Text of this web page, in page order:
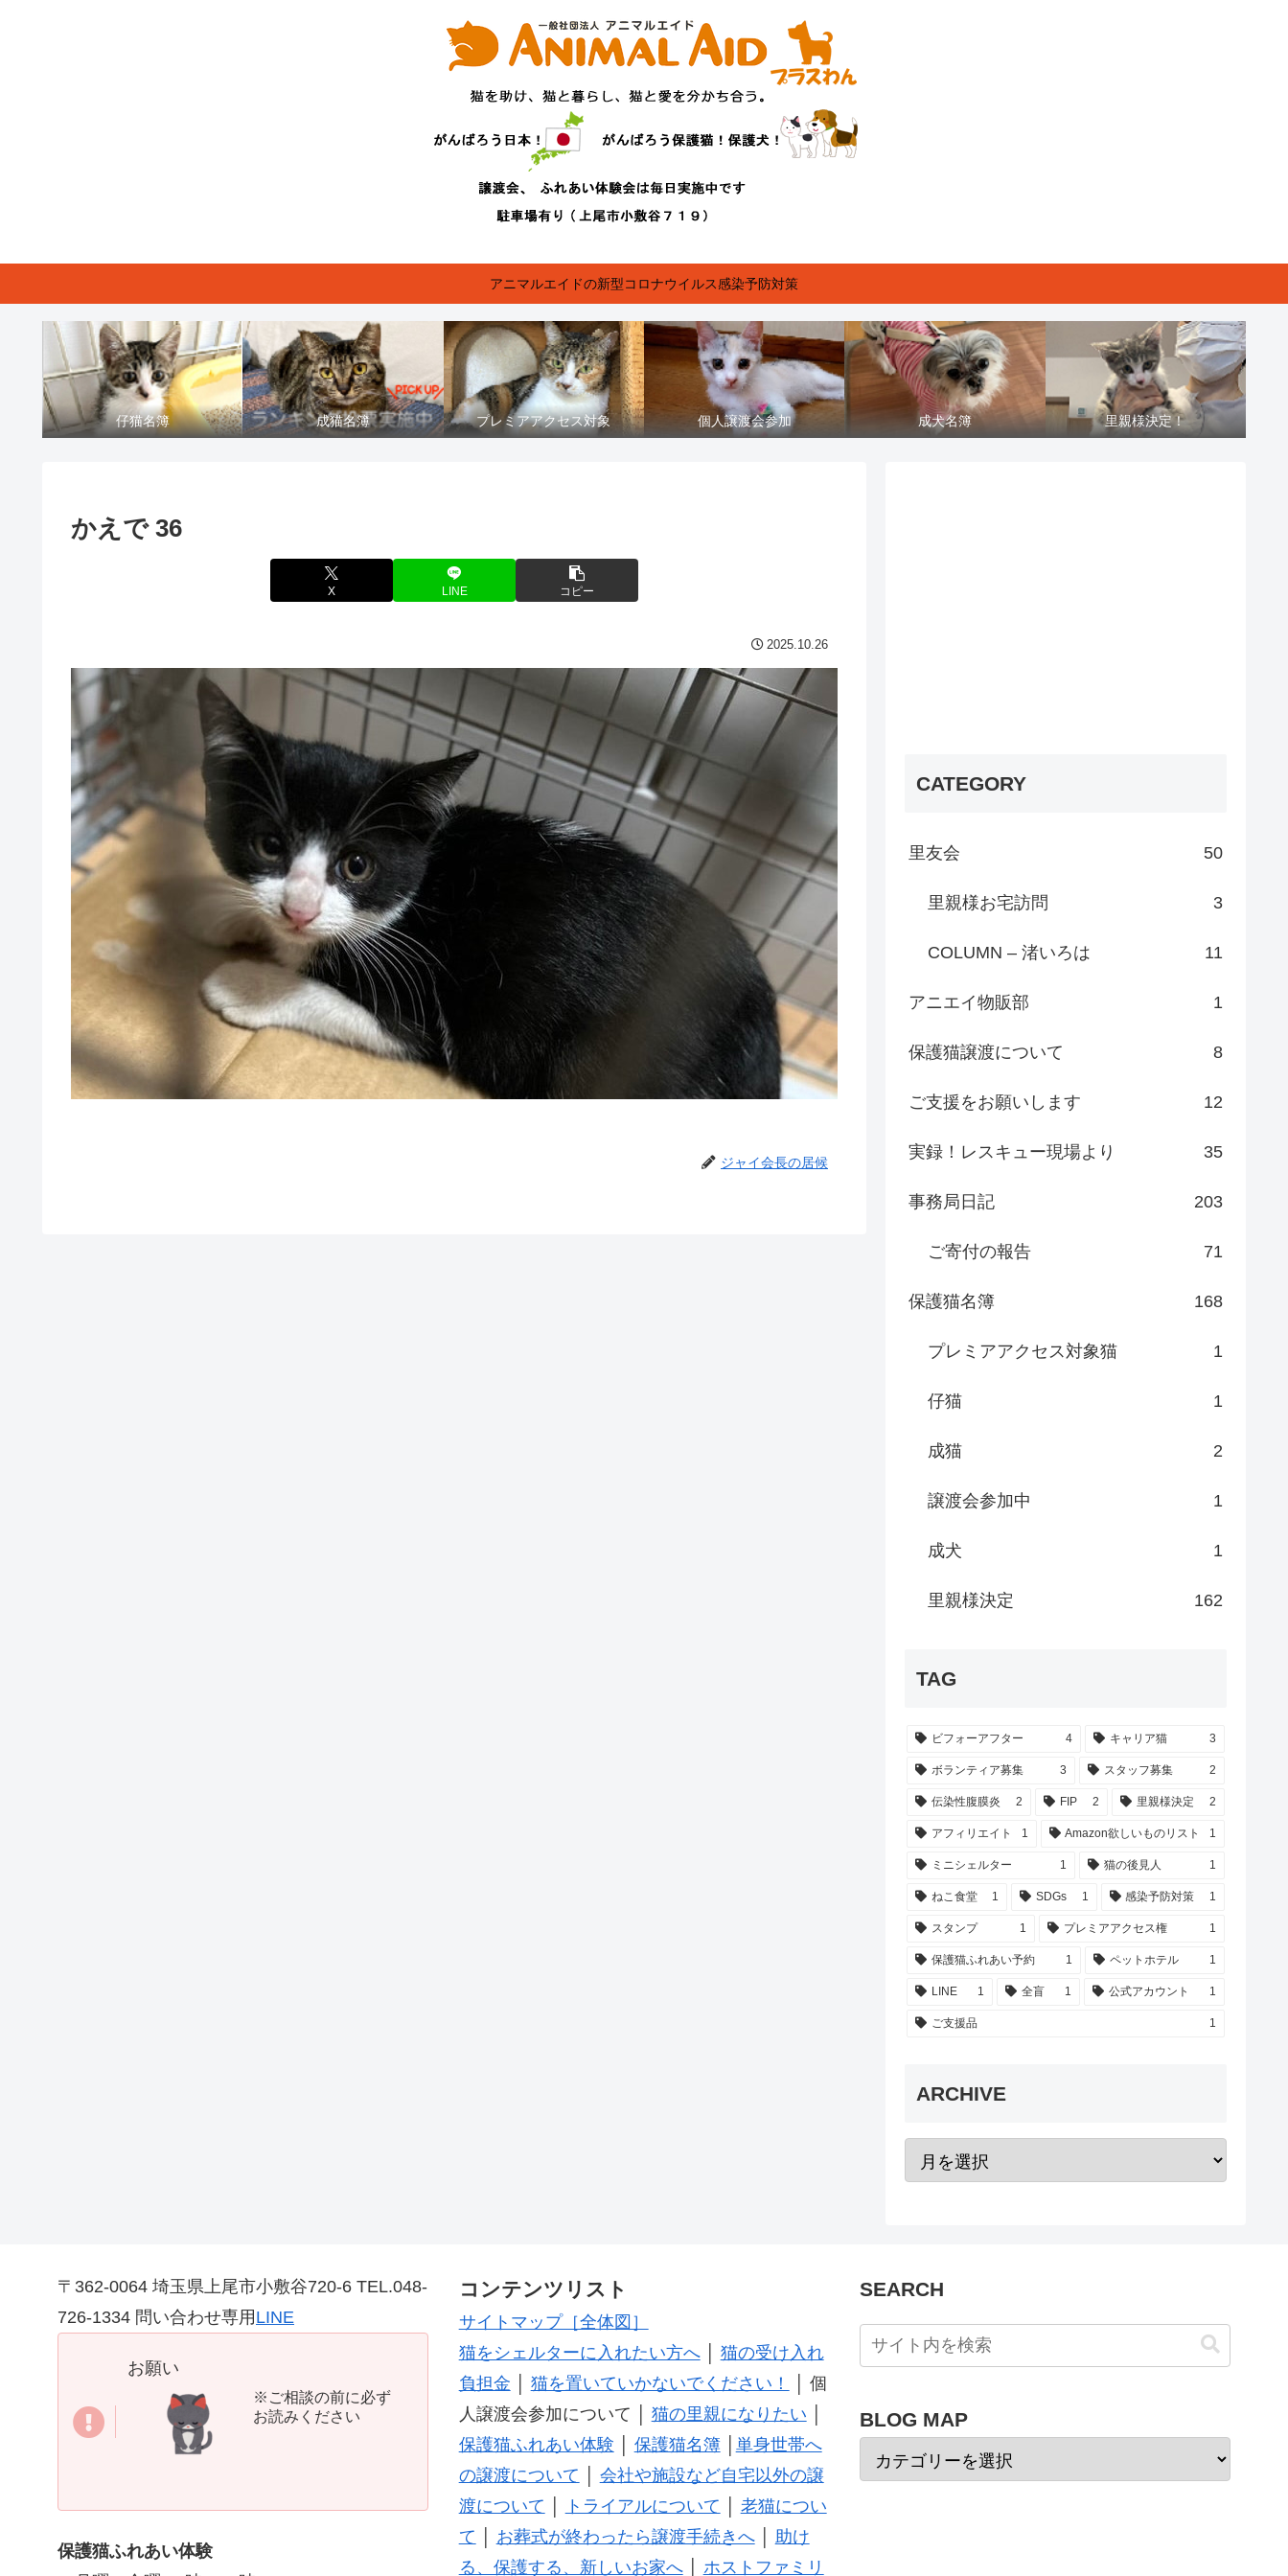
アニマルエイドの新型コロナウイルス感染予防対策
仔猫名簿 成猫名簿 プレミアアクセス対象 個人譲渡会参加 成犬名簿 里親様決定！
かえで 36
X LINE コピー
2025.10.26
ジャイ会長の居候
CATEGORY
里友会 50
里親様お宅訪問 3
COLUMN – 渚いろは 11
アニエイ物販部 1
保護猫譲渡について 8
ご支援をお願いします 12
実録！レスキュー現場より 35
事務局日記 203
ご寄付の報告 71
保護猫名簿 168
プレミアアクセス対象猫 1
仔猫 1
成猫 2
譲渡会参加中 1
成犬 1
里親様決定 162
TAG
ビフォーアフター 4 キャリア猫 3
ボランティア募集 3 スタッフ募集 2
伝染性腹膜炎 2 FIP 2 里親様決定 2
アフィリエイト 1 Amazon欲しいものリスト 1
ミニシェルター 1 猫の後見人 1
ねこ食堂 1 SDGs 1 感染予防対策 1
スタンプ 1 プレミアアクセス権 1
保護猫ふれあい予約 1 ペットホテル 1
LINE 1 全盲 1 公式アカウント 1
ご支援品 1
ARCHIVE
〒362-0064 埼玉県上尾市小敷谷720-6 TEL.048-
726-1334 問い合わせ専用 LINE
お願い
※ご相談の前に必ず
お読みください
保護猫ふれあい体験
コンテンツリスト
サイトマップ［全体図］
猫をシェルターに入れたい方へ│ 猫の受け入れ
負担金
猫を置いていかないでください！
│ 個
人譲渡会参加について │ 猫の里親になりたい
保護猫ふれあい体験
保護猫名簿│ 単身世帯へ
の譲渡について
会社や施設など自宅以外の譲
渡について
トライアルについて
老猫につい
て
お葬式が終わったら譲渡手続きへ│
助け
る、保護する、新しいお家へ│ ホストファミリ
SEARCH
BLOG MAP